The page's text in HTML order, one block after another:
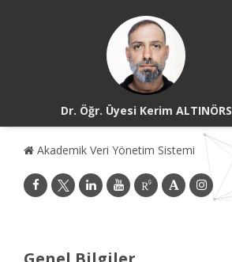
Dr. Öğr. Üyesi Kerim ALTINÖRS
Akademik Veri Yönetim Sistemi